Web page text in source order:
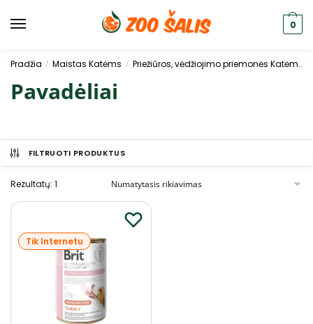
0
Pradžia / Maistas Katėms / Priežiūros, vėdžiojimo priemonės Katėms
Pavadėliai
FILTRUOTI PRODUKTUS
Rezultatų: 1
Tik Internetu